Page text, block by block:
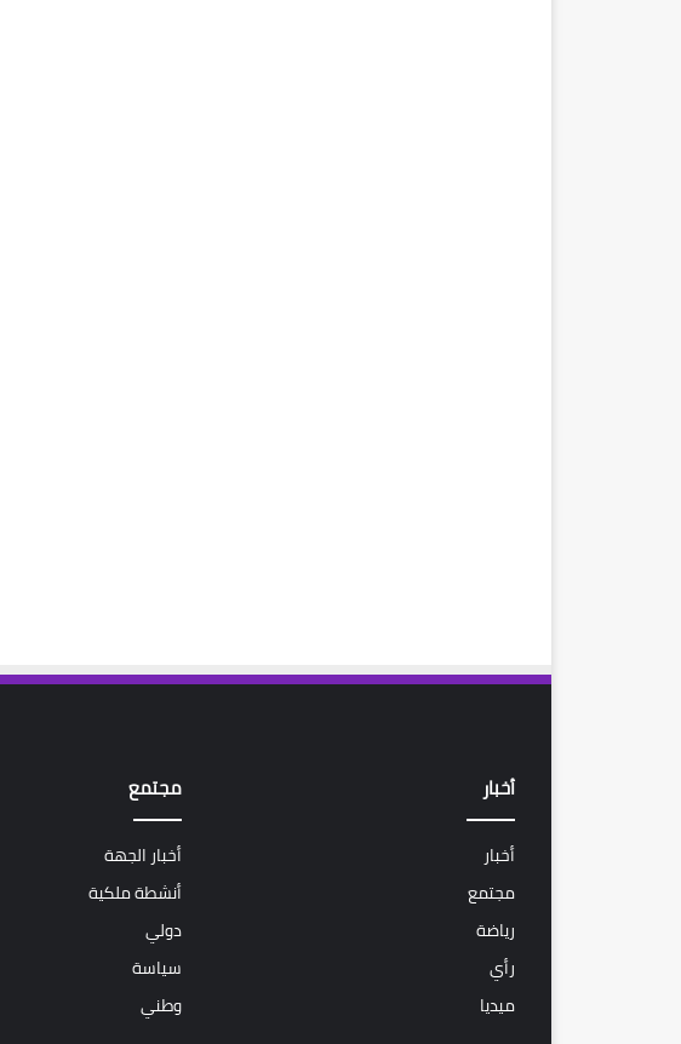
أخبار
أخبار
مجتمع
رياضة
رأي
ميديا
مجتمع
أخبار الجهة
أنشطة ملكية
دولي
سياسة
وطني